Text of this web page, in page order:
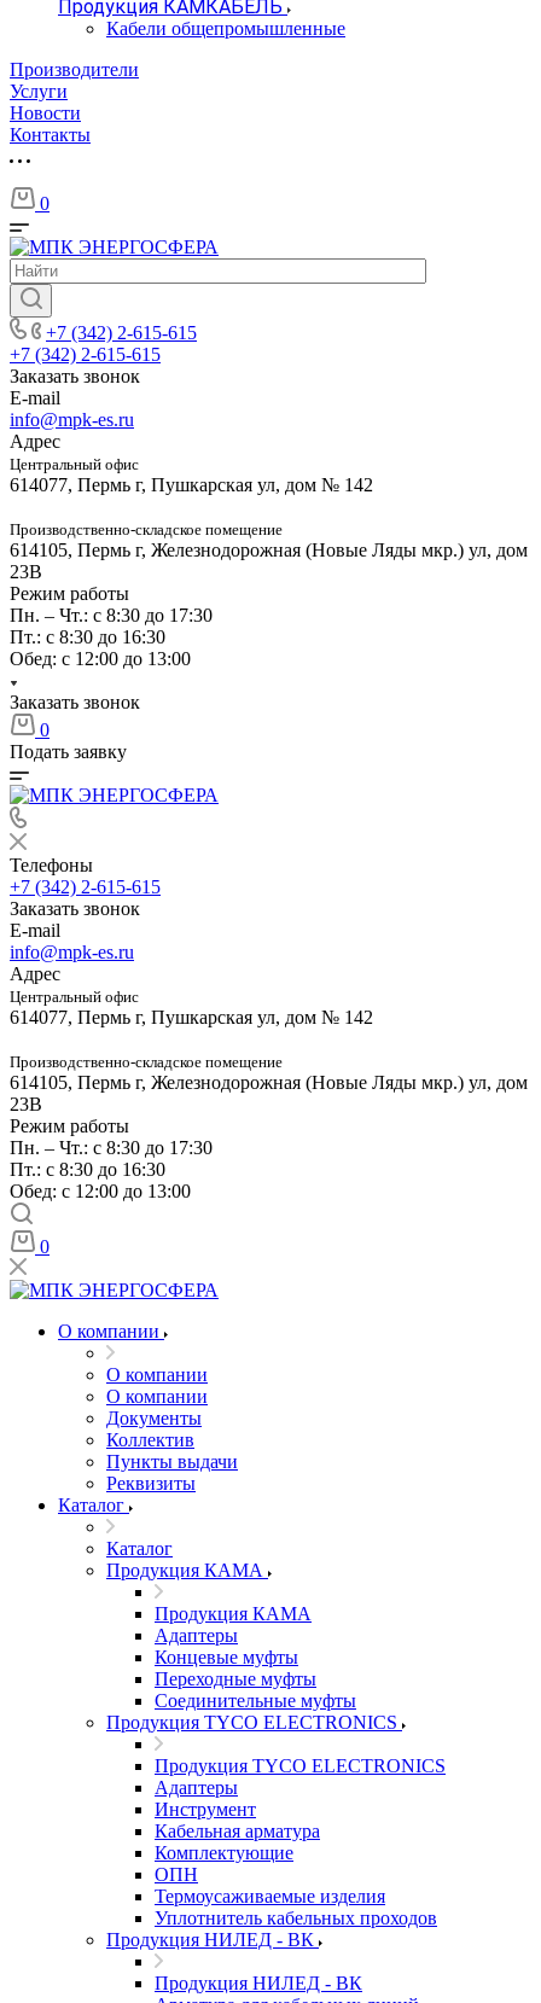
Продукция КАМКАБЕЛЬ
Кабели общепромышленные
Производители
Услуги
Новости
Контакты
0
+7 (342) 2-615-615
+7 (342) 2-615-615
Заказать звонок
E-mail
info@mpk-es.ru
Адрес
Центральный офис
614077, Пермь г, Пушкарская ул, дом № 142
Производственно-складское помещение
614105, Пермь г, Железнодорожная (Новые Ляды мкр.) ул, дом
23В
Режим работы
Пн. – Чт.: с 8:30 до 17:30
Пт.: с 8:30 до 16:30
Обед: с 12:00 до 13:00
Заказать звонок
0
Подать заявку
Телефоны
+7 (342) 2-615-615
Заказать звонок
E-mail
info@mpk-es.ru
Адрес
Центральный офис
614077, Пермь г, Пушкарская ул, дом № 142
Производственно-складское помещение
614105, Пермь г, Железнодорожная (Новые Ляды мкр.) ул, дом
23В
Режим работы
Пн. – Чт.: с 8:30 до 17:30
Пт.: с 8:30 до 16:30
Обед: с 12:00 до 13:00
0
О компании
О компании
О компании
Документы
Коллектив
Пункты выдачи
Реквизиты
Каталог
Каталог
Продукция КАМА
Продукция КАМА
Адаптеры
Концевые муфты
Переходные муфты
Соединительные муфты
Продукция TYCO ELECTRONICS
Продукция TYCO ELECTRONICS
Адаптеры
Инструмент
Кабельная арматура
Комплектующие
ОПН
Термоусаживаемые изделия
Уплотнитель кабельных проходов
Продукция НИЛЕД - ВК
Продукция НИЛЕД - ВК